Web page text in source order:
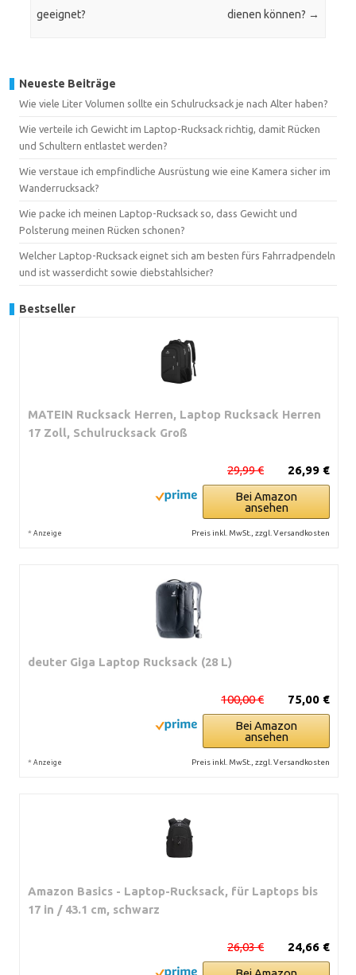
geeignet?
dienen können? →
Neueste Beiträge
Wie viele Liter Volumen sollte ein Schulrucksack je nach Alter haben?
Wie verteile ich Gewicht im Laptop-Rucksack richtig, damit Rücken
und Schultern entlastet werden?
Wie verstaue ich empfindliche Ausrüstung wie eine Kamera sicher im
Wanderrucksack?
Wie packe ich meinen Laptop-Rucksack so, dass Gewicht und
Polsterung meinen Rücken schonen?
Welcher Laptop-Rucksack eignet sich am besten fürs Fahrradpendeln
und ist wasserdicht sowie diebstahlsicher?
Bestseller
MATEIN Rucksack Herren, Laptop Rucksack Herren
17 Zoll, Schulrucksack Groß
26,99 €
29,99 €
Bei Amazon
ansehen
* Anzeige Preis inkl. MwSt., zzgl. Versandkosten
deuter Giga Laptop Rucksack (28 L)
75,00 €
100,00 €
Bei Amazon
ansehen
* Anzeige Preis inkl. MwSt., zzgl. Versandkosten
Amazon Basics - Laptop-Rucksack, für Laptops bis
17 in / 43.1 cm, schwarz
24,66 €
26,03 €